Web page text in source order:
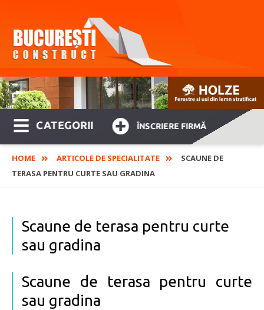
CATEGORII ÎNSCRIERE FIRMĂ
HOME ARTICOLE DE SPECIALITATE
SCAUNE DE
TERASA PENTRU CURTE SAU GRADINA
Scaune de terasa pentru curte
sau gradina
Scaune de terasa pentru curte
sau gradina